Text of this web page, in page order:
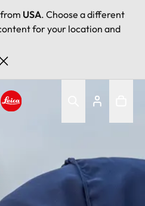
USA. Choose a different
for your location and